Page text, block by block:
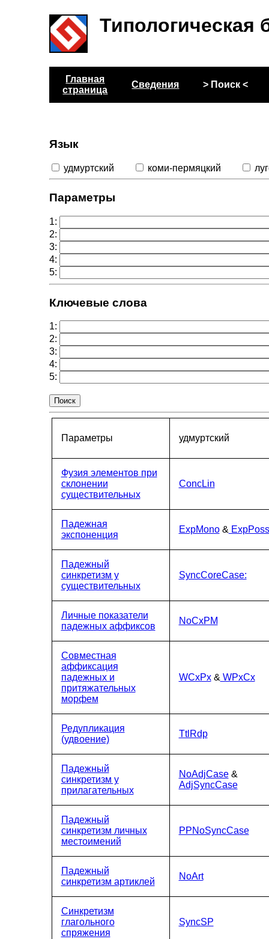
Типологическая
Главная
страница
Сведения > Поиск <
Язык
удмуртский коми-пермяцкий
Параметры
1:
2:
3:
4:
5:
Ключевые слова
1:
2:
3:
4:
5:
Параметры удмуртский
Фузия элементов при
склонении
существительных
ConcLin
Падежная
экспоненция
ExpMono & ExpPoss
Падежный
синкретизм у
существительных
SyncCoreCase:
Личные показатели
падежных аффиксов
NoCxPM
Совместная
аффиксация
падежных и
притяжательных
морфем
WCxPx & WPxCx
Редупликация
(удвоение)
TtlRdp
Падежный
синкретизм у
прилагательных
NoAdjCase &
AdjSyncCase
Падежный
синкретизм личных
местоимений
PPNoSyncCase
Падежный
синкретизм артиклей
NoArt
Синкретизм
глагольного
спряжения
SyncSP